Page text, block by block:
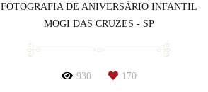
FOTOGRAFIA DE ANIVERSÁRIO INFANTIL
MOGI DAS CRUZES - SP
930 170